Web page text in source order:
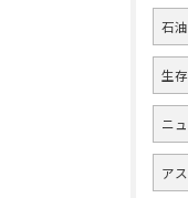
石油
生
ニ
ア